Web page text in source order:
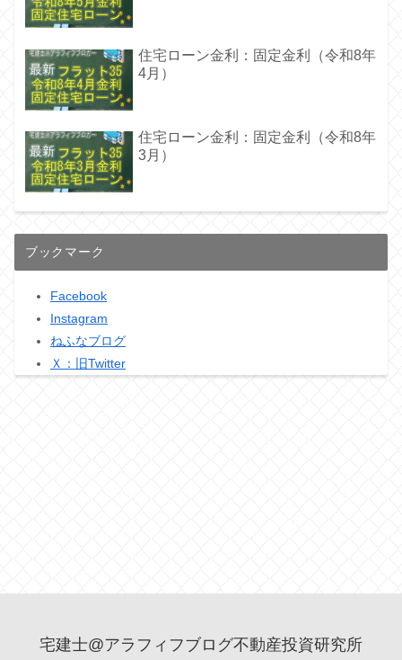
住宅ローン金利：固定金利（令和8年
4月）
住宅ローン金利：固定金利（令和8年
3月）
ブックマーク
Facebook
Instagram
ねふなブログ
Ｘ：旧Twitter
宅建士@アラフィフブログ不動産投資研究所